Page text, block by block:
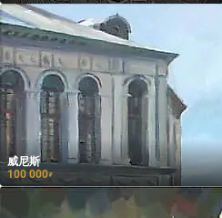
威尼斯
100 000₽